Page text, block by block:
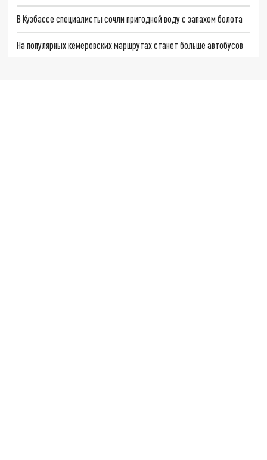
В Кузбассе специалисты сочли пригодной воду с запахом болота
На популярных кемеровских маршрутах станет больше автобусов